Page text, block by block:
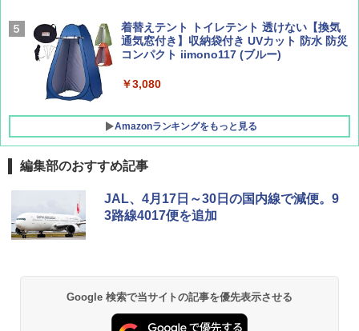
[キャンパーズコレクション 山善] 傘みたいに
広げるだけ パッとサッとテント キューブワ
イド ブラックコーティング フルクローズ メ
ATCW-150B エクルベージュ
着替えテント トイレテント 透けない【換気
通気窓付き】収納袋付き UVカット 防水 防災
コンパクト iimono117 (ブルー)
￥3,080
Amazonランキングをもっと見る
編集部のおすすめ記事
JAL、4月17日～30日の国内線で減便。9
3路線4017便を追加
Google 検索で当サイトの記事を優先表示させる